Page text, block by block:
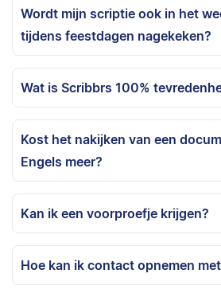
Wordt mijn scriptie ook in het
tijdens feestdagen nagekeken?
Wat is Scribbrs 100%
Kost het nakijken van een
Engels meer?
Kan ik een voorproefje krijgen?
Hoe kan ik contact opnemen